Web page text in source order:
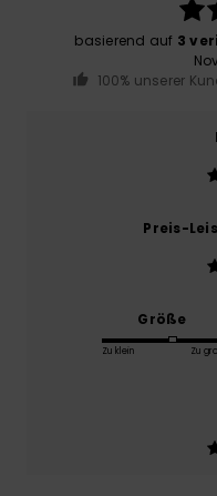
basierend auf 3
100% unserer
Preis-
Größe
Zu klein Zu